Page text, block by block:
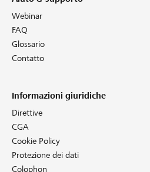
Webinar
FAQ
Glossario
Contatto
Informazioni giuridiche
Direttive
CGA
Cookie Policy
Protezione dei dati
Colophon